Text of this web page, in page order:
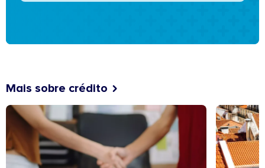
Mais sobre crédito